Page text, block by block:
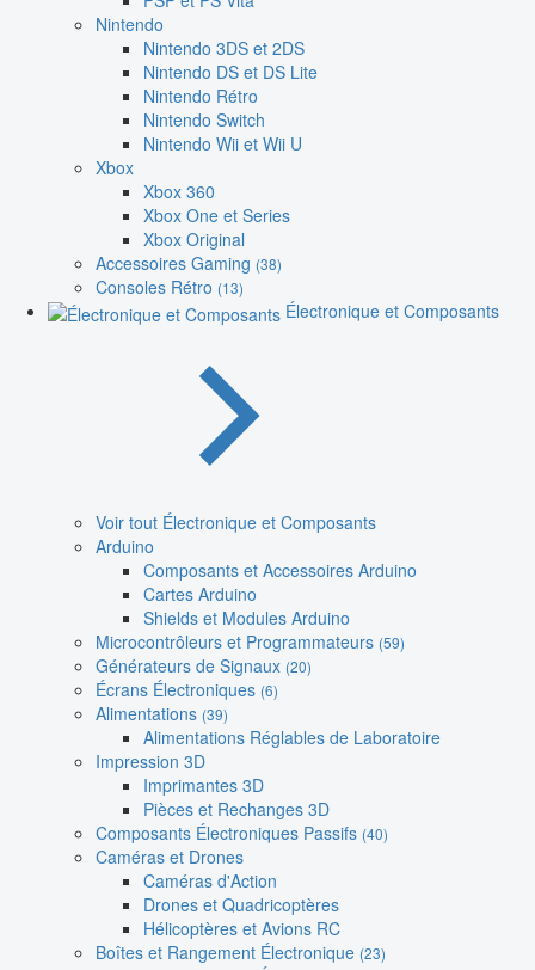
Nintendo
Nintendo 3DS et 2DS
Nintendo DS et DS Lite
Nintendo Rétro
Nintendo Switch
Nintendo Wii et Wii U
Xbox
Xbox 360
Xbox One et Series
Xbox Original
Accessoires Gaming (38)
Consoles Rétro (13)
Électronique et Composants
Voir tout Électronique et Composants
Arduino
Composants et Accessoires Arduino
Cartes Arduino
Shields et Modules Arduino
Microcontrôleurs et Programmateurs (59)
Générateurs de Signaux (20)
Écrans Électroniques (6)
Alimentations (39)
Alimentations Réglables de Laboratoire
Impression 3D
Imprimantes 3D
Pièces et Rechanges 3D
Composants Électroniques Passifs (40)
Caméras et Drones
Caméras d'Action
Drones et Quadricoptères
Hélicoptères et Avions RC
Boîtes et Rangement Électronique (23)